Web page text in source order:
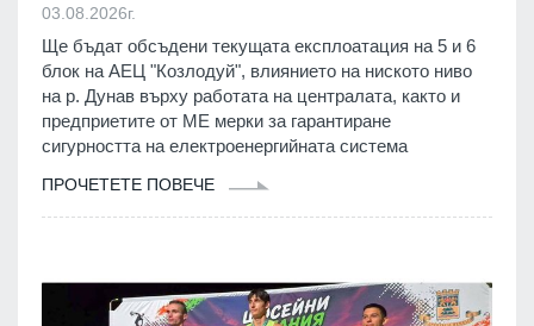
03.08.2026г.
Ще бъдат обсъдени текущата експлоатация на 5 и 6
блок на АЕЦ "Козлодуй", влиянието на ниското ниво
на р. Дунав върху работата на централата, както и
предприетите от МЕ мерки за гарантиране
сигурността на електроенергийната система
ПРОЧЕТЕТЕ ПОВЕЧЕ